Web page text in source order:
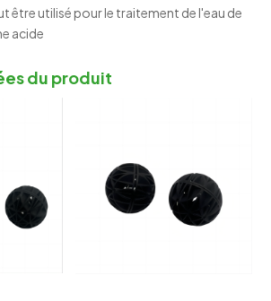
être utilisé pour le traitement de l'eau de
acide
du produit